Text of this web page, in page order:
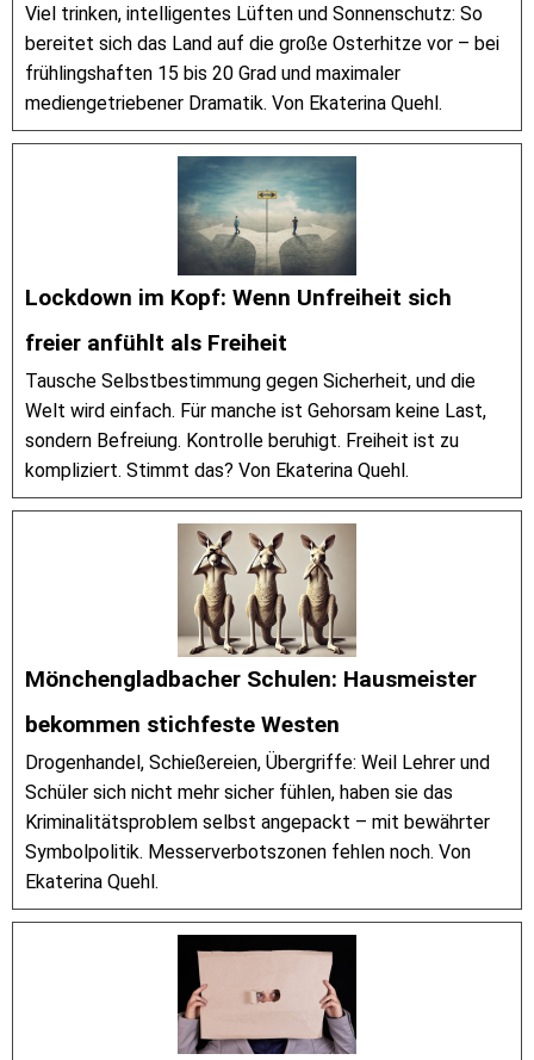
Viel trinken, intelligentes Lüften und Sonnenschutz: So
bereitet sich das Land auf die große Osterhitze vor – bei
frühlingshaften 15 bis 20 Grad und maximaler
mediengetriebener Dramatik. Von Ekaterina Quehl.
Lockdown im Kopf: Wenn Unfreiheit sich
freier anfühlt als Freiheit
Tausche Selbstbestimmung gegen Sicherheit, und die
Welt wird einfach. Für manche ist Gehorsam keine Last,
sondern Befreiung. Kontrolle beruhigt. Freiheit ist zu
kompliziert. Stimmt das? Von Ekaterina Quehl.
Mönchengladbacher Schulen: Hausmeister
bekommen stichfeste Westen
Drogenhandel, Schießereien, Übergriffe: Weil Lehrer und
Schüler sich nicht mehr sicher fühlen, haben sie das
Kriminalitätsproblem selbst angepackt – mit bewährter
Symbolpolitik. Messerverbotszonen fehlen noch. Von
Ekaterina Quehl.